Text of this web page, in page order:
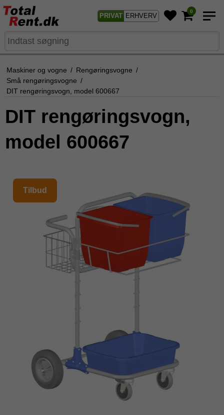
PRIVAT ERHVERV
0
Maskiner og vogne / Rengøringsvogne /
Små rengøringsvogne /
DIT rengøringsvogn, model 600667
DIT rengøringsvogn,
model 600667
Tilbud